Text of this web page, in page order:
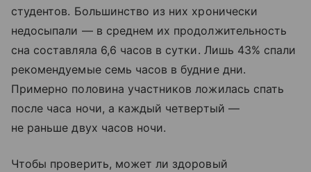
студентов. Большинство из них хронически
недосыпали — в среднем их продолжительность
сна составляла 6,6 часов в сутки. Лишь 43% спали
рекомендуемые семь часов в будние дни.
Примерно половина участников ложилась спать
после часа ночи, а каждый четвертый —
не раньше двух часов ночи.
Чтобы проверить, может ли здоровый